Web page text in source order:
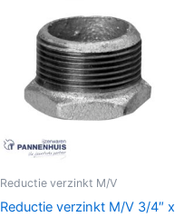
Reductie verzinkt M/V
Reductie verzinkt M/V 3/4″ x